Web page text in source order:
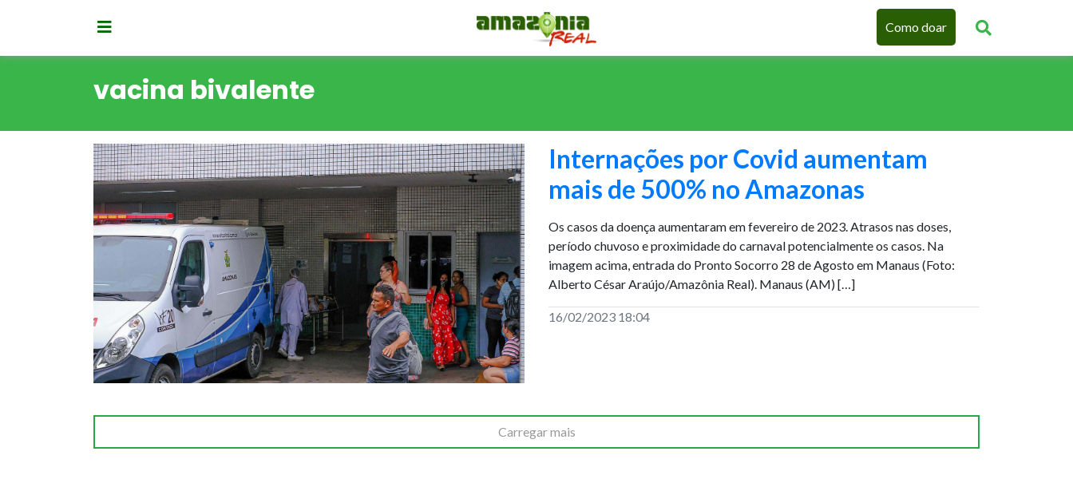
Como doar
vacina bivalente
Internações por Covid aumentam
mais de 500% no Amazonas
Os casos da doença aumentaram em fevereiro de 2023. Atrasos nas doses,
período chuvoso e proximidade do carnaval potencialmente os casos. Na
imagem acima, entrada do Pronto Socorro 28 de Agosto em Manaus (Foto:
Alberto César Araújo/Amazônia Real). Manaus (AM) […]
16/02/2023 18:04
Carregar mais